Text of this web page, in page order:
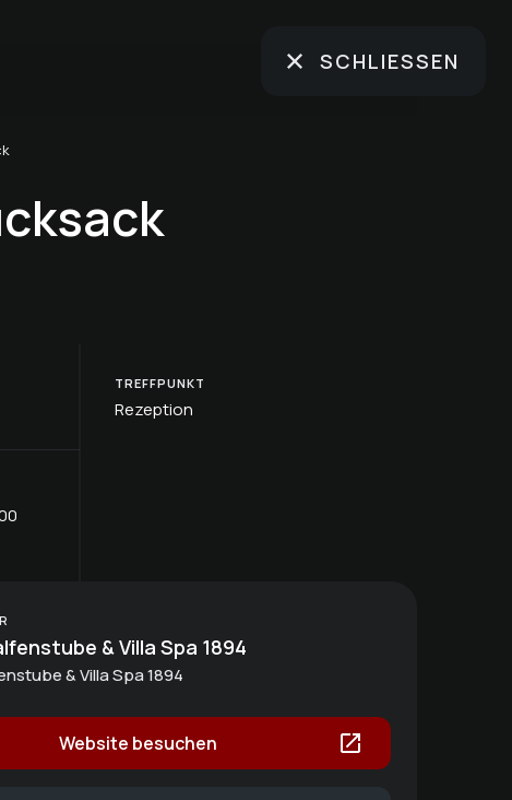
SCHLIESSEN
TREFFPUNKT
Rezeption
& Villa Spa 1894
& Villa Spa 1894
Website besuchen